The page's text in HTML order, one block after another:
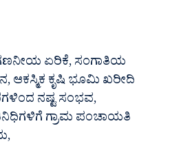
ಏರಿಕೆ, ಸಂಗಾತಿಯ
ಆಕಸ್ಮಿಕ ಕೃಷಿ ಭೂಮಿ ಖರೀದಿ
ನಷ್ಟ ಸಂಭವ,
ಗ್ರಾಮ ಪಂಚಾಯತಿ